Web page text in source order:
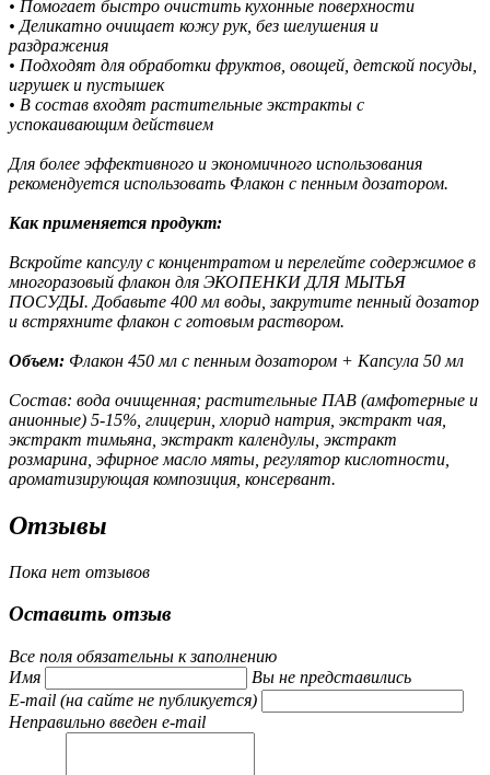
• Помогает быстро очистить кухонные поверхности
• Деликатно очищает кожу рук, без шелушения и
раздражения
• Подходят для обработки фруктов, овощей, детской посуды,
игрушек и пустышек
• В состав входят растительные экстракты с
успокаивающим действием
Для более эффективного и экономичного использования
рекомендуется использовать Флакон с пенным дозатором.
Как применяется продукт:
Вскройте капсулу с концентратом и перелейте содержимое в
многоразовый флакон для ЭКОПЕНКИ ДЛЯ МЫТЬЯ
ПОСУДЫ. Добавьте 400 мл воды, закрутите пенный дозатор
и встряхните флакон с готовым раствором.
Объем: Флакон 450 мл с пенным дозатором + Капсула 50 мл
Состав: вода очищенная; растительные ПАВ (амфотерные и
анионные) 5-15%, глицерин, хлорид натрия, экстракт чая,
экстракт тимьяна, экстракт календулы, экстракт
розмарина, эфирное масло мяты, регулятор кислотности,
ароматизирующая композиция, консервант.
Отзывы
Пока нет отзывов
Оставить отзыв
Все поля обязательны к заполнению
Имя
Вы не представились
E-mail (на сайте не публикуется)
Неправильно введен e-mail